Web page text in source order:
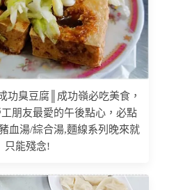
功臭豆腐║成功嶺必吃美食，
朋友最愛的午後點心，必點
血湯/綜合湯,麵線系列晚來就
只能殘念!